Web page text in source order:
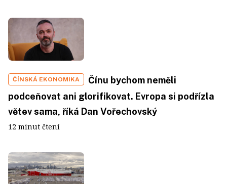
ČÍNSKÁ EKONOMIKA
Čínu bychom neměli
podceňovat ani glorifikovat. Evropa si podřízla
větev sama, říká Dan Vořechovský
12 minut čtení